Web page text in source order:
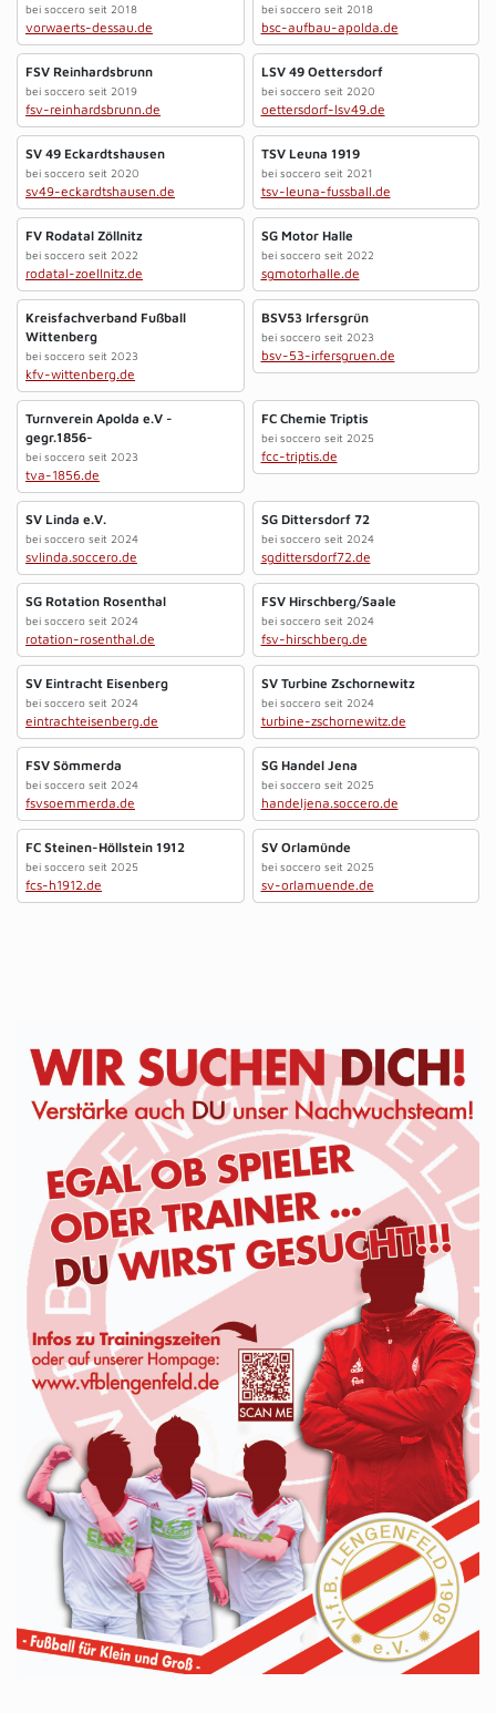
bei soccero seit 2018
vorwaerts-dessau.de
bei soccero seit 2018
bsc-aufbau-apolda.de
FSV Reinhardsbrunn
bei soccero seit 2019
fsv-reinhardsbrunn.de
LSV 49 Oettersdorf
bei soccero seit 2020
oettersdorf-lsv49.de
SV 49 Eckardtshausen
bei soccero seit 2020
sv49-eckardtshausen.de
TSV Leuna 1919
bei soccero seit 2021
tsv-leuna-fussball.de
FV Rodatal Zöllnitz
bei soccero seit 2022
rodatal-zoellnitz.de
SG Motor Halle
bei soccero seit 2022
sgmotorhalle.de
Kreisfachverband Fußball
Wittenberg
bei soccero seit 2023
kfv-wittenberg.de
BSV53 Irfersgrün
bei soccero seit 2023
bsv-53-irfersgruen.de
Turnverein Apolda e.V -
gegr.1856-
bei soccero seit 2023
tva-1856.de
FC Chemie Triptis
bei soccero seit 2025
fcc-triptis.de
SV Linda e.V.
bei soccero seit 2024
svlinda.soccero.de
SG Dittersdorf 72
bei soccero seit 2024
sgdittersdorf72.de
SG Rotation Rosenthal
bei soccero seit 2024
rotation-rosenthal.de
FSV Hirschberg/Saale
bei soccero seit 2024
fsv-hirschberg.de
SV Eintracht Eisenberg
bei soccero seit 2024
eintrachteisenberg.de
SV Turbine Zschornewitz
bei soccero seit 2024
turbine-zschornewitz.de
FSV Sömmerda
bei soccero seit 2024
fsvsoemmerda.de
SG Handel Jena
bei soccero seit 2025
handeljena.soccero.de
FC Steinen-Höllstein 1912
bei soccero seit 2025
fcs-h1912.de
SV Orlamünde
bei soccero seit 2025
sv-orlamuende.de